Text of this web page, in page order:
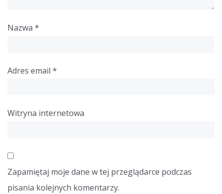
Nazwa *
Adres email *
Witryna internetowa
Zapamiętaj moje dane w tej przeglądarce podczas
pisania kolejnych komentarzy.